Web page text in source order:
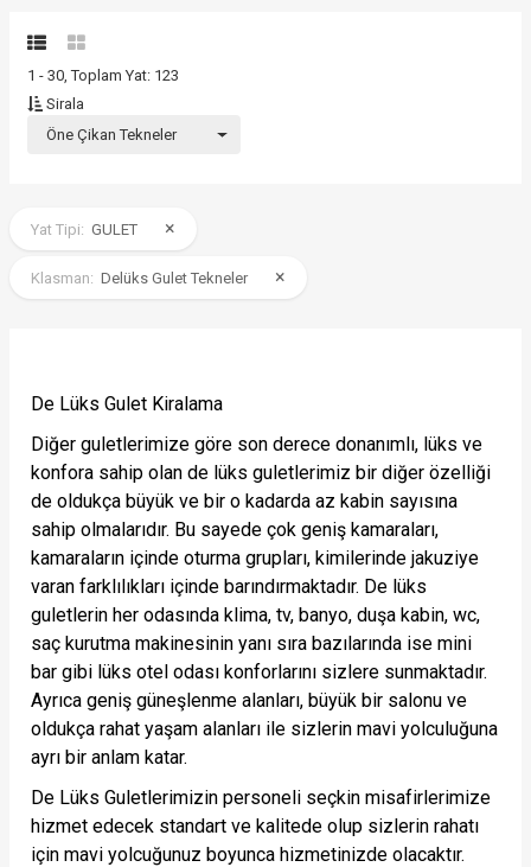
1 - 30, Toplam Yat: 123
Sirala
Öne Çikan Tekneler
Yat Tipi: GULET ×
Klasman: Delüks Gulet Tekneler ×
De Lüks Gulet Kiralama
Diğer guletlerimize göre son derece donanımlı, lüks ve
konfora sahip olan de lüks guletlerimiz bir diğer özelliği
de oldukça büyük ve bir o kadarda az kabin sayısına
sahip olmalarıdır. Bu sayede çok geniş kamaraları,
kamaraların içinde oturma grupları, kimilerinde jakuziye
varan farklılıkları içinde barındırmaktadır. De lüks
guletlerin her odasında klima, tv, banyo, duşa kabin, wc,
saç kurutma makinesinin yanı sıra bazılarında ise mini
bar gibi lüks otel odası konforlarını sizlere sunmaktadır.
Ayrıca geniş güneşlenme alanları, büyük bir salonu ve
oldukça rahat yaşam alanları ile sizlerin mavi yolculuğuna
ayrı bir anlam katar.
De Lüks Guletlerimizin personeli seçkin misafirlerimize
hizmet edecek standart ve kalitede olup sizlerin rahatı
için mavi yolcuğunuz boyunca hizmetinizde olacaktır.